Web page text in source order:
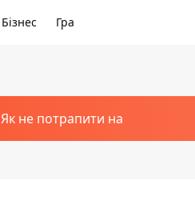
Бізнес Гра
Як не потрапити на